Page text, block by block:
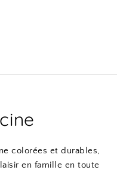
colorées et durables,
en famille en toute